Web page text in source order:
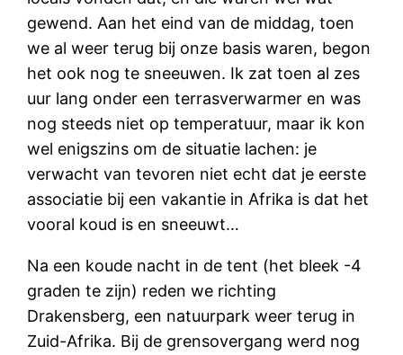
gewend. Aan het eind van de middag, toen
we al weer terug bij onze basis waren, begon
het ook nog te sneeuwen. Ik zat toen al zes
uur lang onder een terrasverwarmer en was
nog steeds niet op temperatuur, maar ik kon
wel enigszins om de situatie lachen: je
verwacht van tevoren niet echt dat je eerste
associatie bij een vakantie in Afrika is dat het
vooral koud is en sneeuwt…
Na een koude nacht in de tent (het bleek -4
graden te zijn) reden we richting
Drakensberg, een natuurpark weer terug in
Zuid-Afrika. Bij de grensovergang werd nog